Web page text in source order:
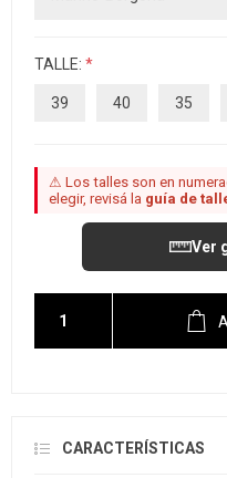
TALLE: *
39 40 35
⚠ Los talles son en
elegir, revisá la guía de
Ver
CARACTERÍSTICAS